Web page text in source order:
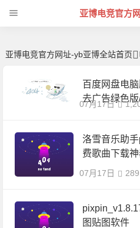
免费绿色开源软件分享 -亚博电竞官方
亚博电竞官方
亚博电竞官方网址-yb亚博全站首页
百度网盘电
去广告绿色
07月17日
洛雪音乐助
费歌曲下载
07月17日 289
图贴图软件